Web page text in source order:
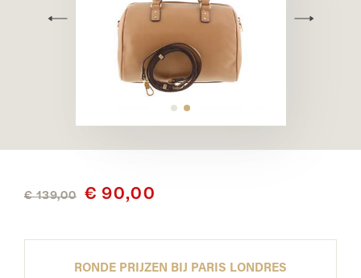
€ 139,00 € 90,00
RONDE PRIJZEN BIJ PARIS LONDRES